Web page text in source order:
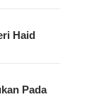
Haid
Pada